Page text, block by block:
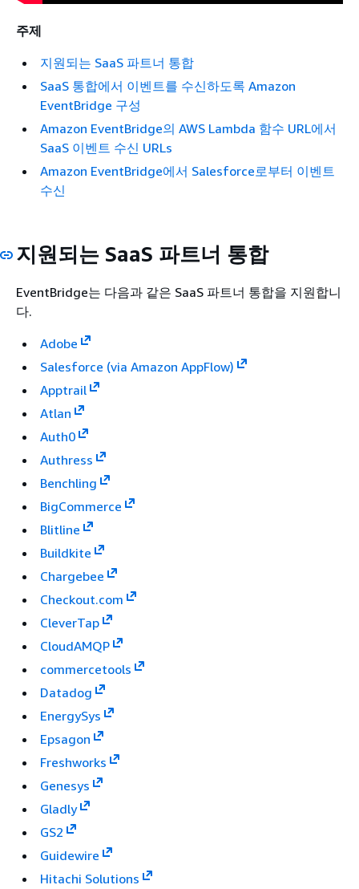
주제
지원되는 SaaS 파트너 통합
SaaS 통합에서 이벤트를 수신하도록 Amazon
EventBridge 구성
Amazon EventBridge의 AWS Lambda 함수 URL에서
SaaS 이벤트 수신 URLs
Amazon EventBridge에서 Salesforce로부터 이벤트
수신
지원되는 SaaS 파트너 통합
EventBridge는 다음과 같은 SaaS 파트너 통합을 지원합니
다.
Adobe
Salesforce (via Amazon AppFlow)
Apptrail
Atlan
Auth0
Authress
Benchling
BigCommerce
Blitline
Buildkite
Chargebee
Checkout.com
CleverTap
CloudAMQP
commercetools
Datadog
EnergySys
Epsagon
Freshworks
Genesys
Gladly
GS2
Guidewire
Hitachi Solutions